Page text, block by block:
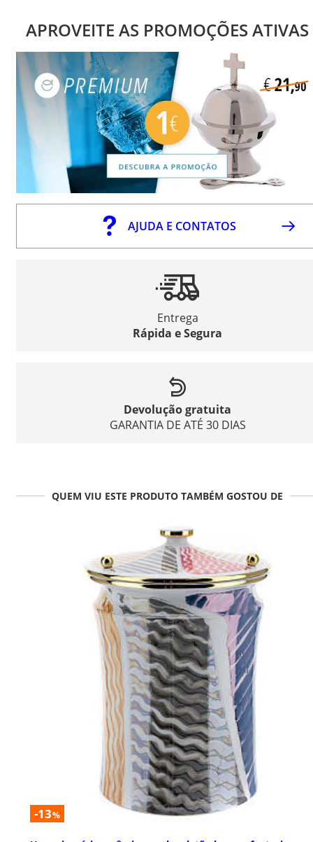
APROVEITE AS PROMOÇÕES ATIVAS
AJUDA E CONTATOS
Entrega
Rápida e Segura
Devolução gratuita
GARANTIA DE ATÉ 30 DIAS
QUEM VIU ESTE PRODUTO TAMBÉM GOSTOU DE
-13%